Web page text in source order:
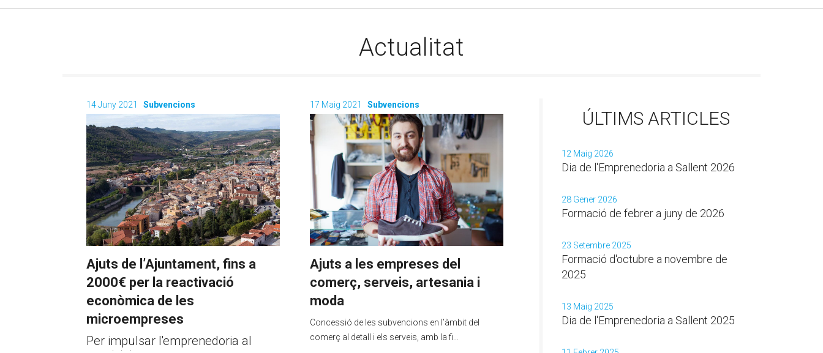
Actualitat
14 Juny 2021 Subvencions
Ajuts de l’Ajuntament, fins a
2000€ per la reactivació
econòmica de les
microempreses
Per impulsar l'emprenedoria al
17 Maig 2021 Subvencions
Ajuts a les empreses del
comerç, serveis, artesania i
moda
Concessió de les subvencions en l’àmbit del
comerç al detall i els serveis, amb la fi...
ÚLTIMS ARTICLES
12 Maig 2026
Dia de l'Emprenedoria a Sallent 2026
28 Gener 2026
Formació de febrer a juny de 2026
23 Setembre 2025
Formació d'octubre a novembre de
2025
13 Maig 2025
Dia de l'Emprenedoria a Sallent 2025